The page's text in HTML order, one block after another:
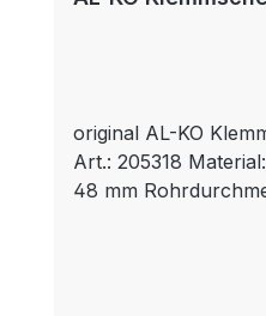
original AL-KO
Art.: 205318 Material: verzinkter Stahl für
48 mm